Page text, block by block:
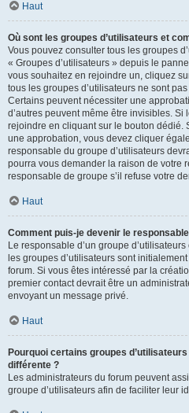
Haut
Où sont les groupes d’utilisateurs et
Vous pouvez consulter tous les groupes
« Groupes d’utilisateurs » depuis le
vous souhaitez en rejoindre un, cliquez
tous les groupes d’utilisateurs ne sont
Certains peuvent nécessiter une
d’autres peuvent même être invisibles.
rejoindre en cliquant sur le bouton dédié.
une approbation, vous devez cliquer
responsable du groupe d’utilisateurs
pourra vous demander la raison de votre
responsable de groupe s’il refuse votre
Haut
Comment puis-je devenir le
Le responsable d’un groupe
les groupes d’utilisateurs sont
forum. Si vous êtes intéressé par la
premier contact devrait être un
envoyant un message privé.
Haut
Pourquoi certains groupes
différente ?
Les administrateurs du forum peuvent
groupe d’utilisateurs afin de faciliter leur